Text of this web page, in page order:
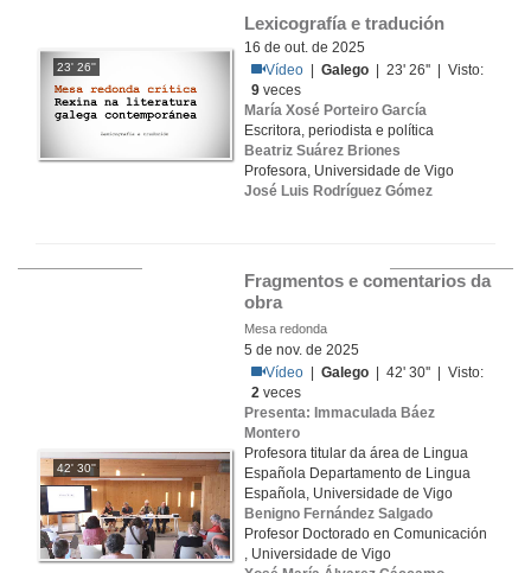
23' 26''
Lexicografía e tradución
16 de out. de 2025
Vídeo |Galego | 23' 26'' | Visto:
9 veces
María Xosé Porteiro García
Escritora, periodista e política
Beatriz Suárez Briones
Profesora, Universidade de Vigo
José Luis Rodríguez Gómez
42' 30''
Fragmentos e comentarios da
obra
Mesa redonda
5 de nov. de 2025
Vídeo |Galego | 42' 30'' | Visto:
2 veces
Presenta: Immaculada Báez
Montero
Profesora titular da área de Lingua
Española Departamento de Lingua
Española, Universidade de Vigo
Benigno Fernández Salgado
Profesor Doctorado en Comunicación
, Universidade de Vigo